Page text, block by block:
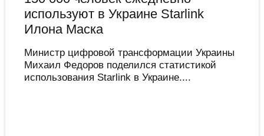
используют в Украине Starlink
Илона Маска
Министр цифровой трансформации Украины
Михаил Федоров поделился статистикой
использования Starlink в Украине....